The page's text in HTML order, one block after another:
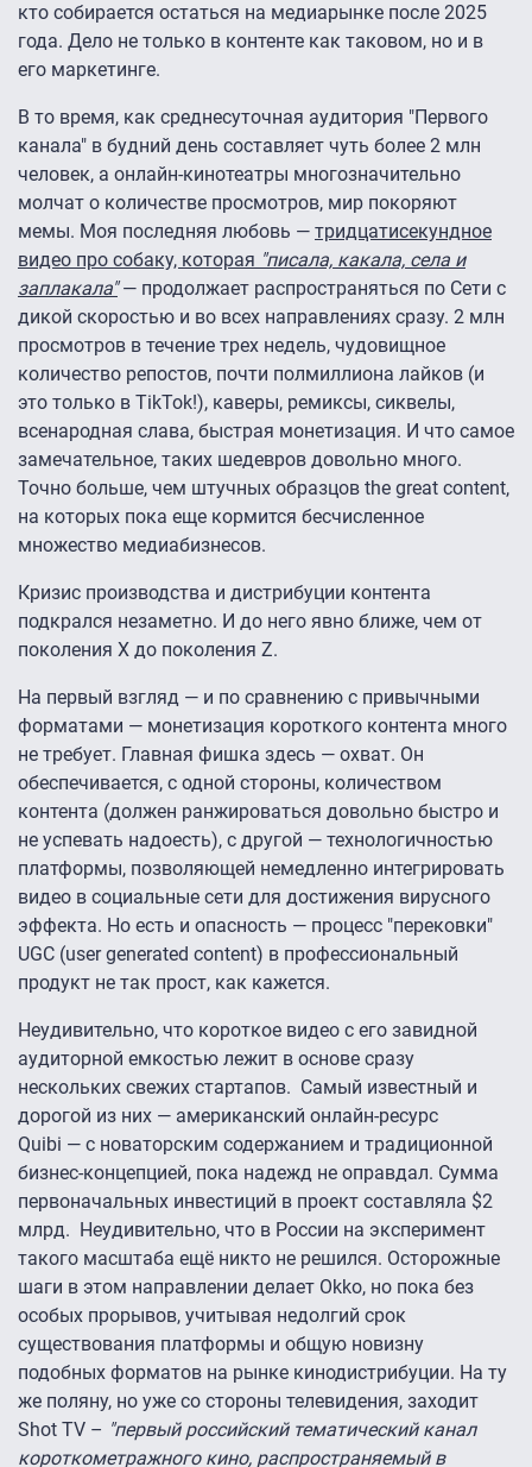
кто собирается остаться на медиарынке после 2025
года. Дело не только в контенте как таковом, но и в
его маркетинге.
В то время, как среднесуточная аудитория "Первого
канала" в будний день составляет чуть более 2 млн
человек, а онлайн-кинотеатры многозначительно
молчат о количестве просмотров, мир покоряют
мемы. Моя последняя любовь — тридцатисекундное
видео про собаку, которая "писала, какала, села и
заплакала"— продолжает распространяться по Сети с
дикой скоростью и во всех направлениях сразу. 2 млн
просмотров в течение трех недель, чудовищное
количество репостов, почти полмиллиона лайков (и
это только в TikTok!), каверы, ремиксы, сиквелы,
всенародная слава, быстрая монетизация. И что самое
замечательное, таких шедевров довольно много.
Точно больше, чем штучных образцов the great content,
на которых пока еще кормится бесчисленное
множество медиабизнесов.
Кризис производства и дистрибуции контента
подкрался незаметно. И до него явно ближе, чем от
поколения Х до поколения Z.
На первый взгляд — и по сравнению с привычными
форматами — монетизация короткого контента много
не требует. Главная фишка здесь — охват. Он
обеспечивается, с одной стороны, количеством
контента (должен ранжироваться довольно быстро и
не успевать надоесть), с другой — технологичностью
платформы, позволяющей немедленно интегрировать
видео в социальные сети для достижения вирусного
эффекта. Но есть и опасность — процесс "перековки"
UGC (user generated content) в профессиональный
продукт не так прост, как кажется.
Неудивительно, что короткое видео с его завидной
аудиторной емкостью лежит в основе сразу
нескольких свежих стартапов. Самый известный и
дорогой из них — американский онлайн-ресурс
Quibi — с новаторским содержанием и традиционной
бизнес-концепцией, пока надежд не оправдал. Сумма
первоначальных инвестиций в проект составляла $2
млрд. Неудивительно, что в России на эксперимент
такого масштаба ещё никто не решился. Осторожные
шаги в этом направлении делает Оkko, но пока без
особых прорывов, учитывая недолгий срок
существования платформы и общую новизну
подобных форматов на рынке кинодистрибуции. На ту
же поляну, но уже со стороны телевидения, заходит
Shot TV – "первый российский тематический канал
короткометражного кино, распространяемый в